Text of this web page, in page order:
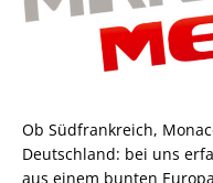
Ob Südfrankreich,
Deutschland: bei uns
aus einem bunten